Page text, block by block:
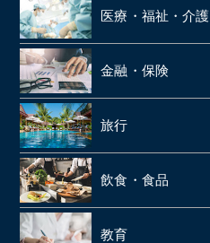
解体工事
鉄骨工事
内装・外装工事
消防設備点検・工事
建築資材卸
ゲーム
web広告
SaaS事業
web制作
データセンター
倉庫
バス
引越
マンション管理
ビルメンテナンス
不動産テック
リフォーム
家賃保証・賃貸管理
不動産管理
医療・福祉・介護
調剤薬局
介護事業
施設介護・老人ホーム
訪問介護・デイサービス
医療機器卸・商社
金融・保険
リース・レンタル
保険代理店
ファンド
旅行
ホテル・旅館
旅行会社・旅行代理店
飲食・食品
飲食店
教育